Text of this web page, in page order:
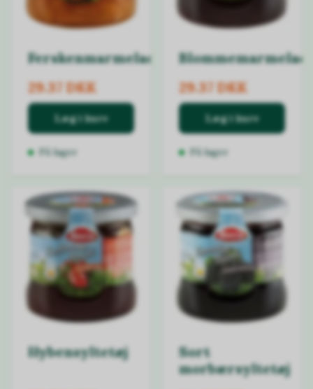
Ferskenmarmelade
29.37 DKK
Læg i kurv
På lager
29.37 DKK
Læg i kurv
På lager
Hybensyltetøj
Sort
morbærsyltetøj